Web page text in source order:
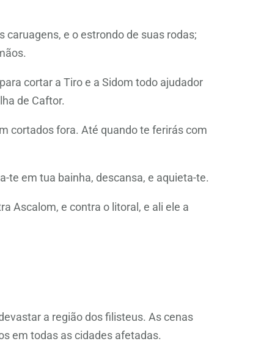
e o estrondo de suas rodas;
cortar a Tiro e a Sidom todo ajudador
de Caftor.
cortados fora. Até quando te ferirás com
te em tua bainha, descansa, e aquieta-te.
Ascalom, e contra o litoral, e ali ele a
a região dos filisteus. As cenas
em todas as cidades afetadas.